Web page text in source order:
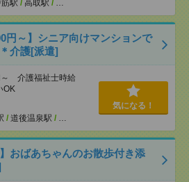
駅 / 高取駅 / …
円～】シニア向けマンションで
介護[派遣]
介護福祉士時給
OK
/ 道後温泉駅 / …
気になる！
おばあちゃんのお散歩付き添